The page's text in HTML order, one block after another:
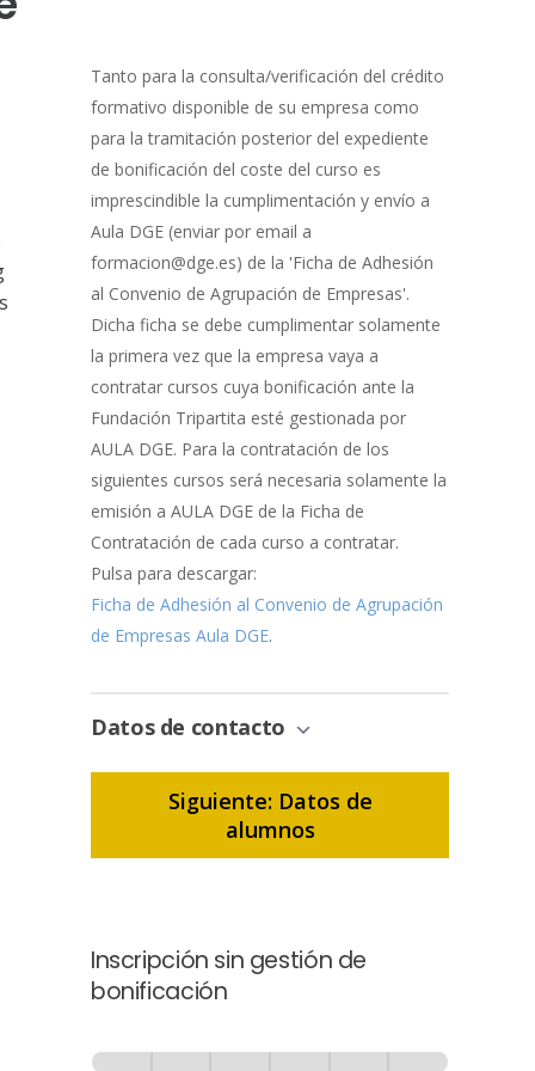
de
Bonificación
Tanto para la consulta/verificación del crédito
formativo disponible de su empresa como
para la tramitación posterior del expediente
de bonificación del coste del curso es
imprescindible la cumplimentación y envío a
Aula DGE (enviar por email a
formacion@dge.es) de la 'Ficha de Adhesión
al Convenio de Agrupación de Empresas'.
Dicha ficha se debe cumplimentar solamente
la primera vez que la empresa vaya a
contratar cursos cuya bonificación ante la
Fundación Tripartita esté gestionada por
AULA DGE. Para la contratación de los
siguientes cursos será necesaria solamente la
emisión a AULA DGE de la Ficha de
Contratación de cada curso a contratar.
Pulsa para descargar:
Ficha de Adhesión al Convenio de Agrupación
de Empresas Aula DGE.
Datos de contacto
Siguiente: Datos de
alumnos
Inscripción sin gestión de
bonificación